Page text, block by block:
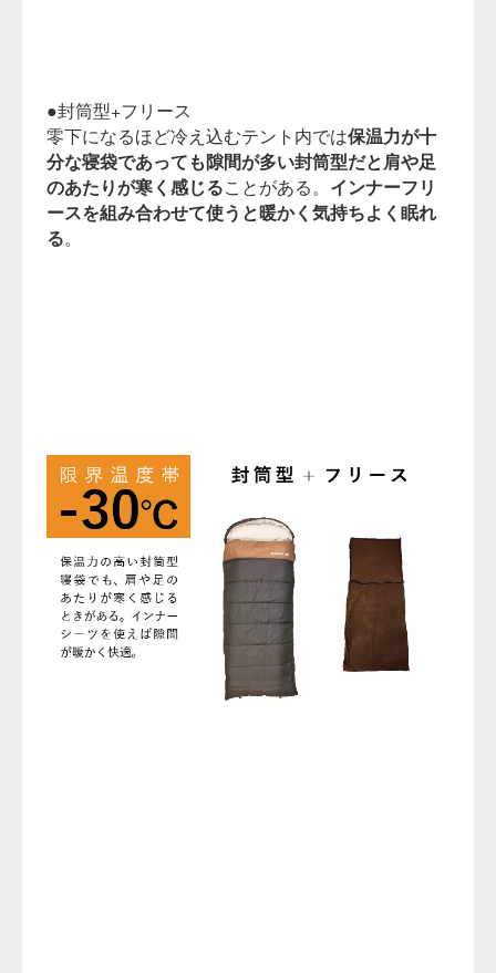
●封筒型+フリース
零下になるほど冷え込むテント内では保温力が十
分な寝袋であっても隙間が多い封筒型だと肩や足
のあたりが寒く感じることがある。 インナーフリ
ースを組み合わせて使うと暖かく気持ちよく眠れ
る。